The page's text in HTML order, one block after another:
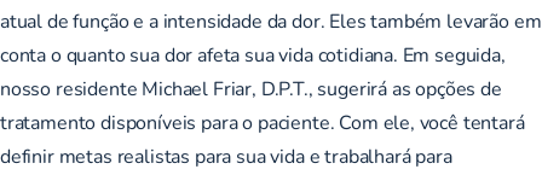
atual de função e a intensidade da dor. Eles também levarão em
conta o quanto sua dor afeta sua vida cotidiana. Em seguida,
nosso residente Michael Friar, D.P.T., sugerirá as opções de
tratamento disponíveis para o paciente. Com ele, você tentará
definir metas realistas para sua vida e trabalhará para